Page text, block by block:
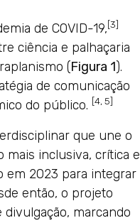
de COVID-19,[3]
ciência e palhaçaria
(Figura 1).
de comunicação
do público. [4, 5]
que une o
mais inclusiva, crítica e
em 2023 para integrar
então, o projeto
marcando